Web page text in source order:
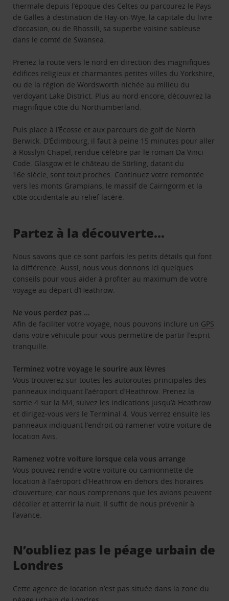
thermale depuis l’époque des Celtes ou parcourez le Pays
de Galles à destination de Hay-on-Wye, la capitale du livre
d’occasion, ou de Rhossili, sa superbe voisine sableuse
dans le comté de Swansea.
Prenez la route vers le nord en direction des magnifiques
édifices religieux et charmantes petites villes du Yorkshire,
ou de la région de Wordsworth nichée au milieu du
verdoyant Lake District. Plus au nord encore, découvrez la
magnifique côte du Northumberland.
Puis place à l’Écosse et aux parcours de golf de North
Berwick. D’Édimbourg, il faut à peine 15 minutes pour aller
à Rosslyn Chapel, rendue célèbre par le roman Da Vinci
Code. Glasgow et le château de Stirling, datant du
16e siècle, sont tout proches. Continuez votre remontée
vers les monts Grampians, le massif de Cairngorm et la
côte occidentale au relief lacéré.
Partez à la découverte...
Nous savons que ce sont parfois les petits détails qui font
la différence. Aussi, nous vous donnons ici quelques
conseils pour vous aider à profiter au maximum de votre
voyage au départ d’Heathrow.
Ne vous perdez pas …
Afin de faciliter votre voyage, nous pouvons inclure un GPS
dans votre véhicule pour vous permettre de partir l’esprit
tranquille.
Terminez votre voyage le sourire aux lèvres
Vous trouverez sur toutes les autoroutes principales des
panneaux indiquant l’aéroport d’Heathrow. Prenez la
sortie 4 sur la M4, suivez les indications jusqu’à Heathrow
et dirigez-vous vers le Terminal 4. Vous verrez ensuite les
panneaux indiquant l’endroit où ramener votre voiture de
location Avis.
Ramenez votre voiture lorsque cela vous arrange
Vous pouvez rendre votre voiture ou camionnette de
location à l’aéroport d’Heathrow en dehors des horaires
d’ouverture, car nous comprenons que les avions peuvent
décoller et atterrir la nuit. Il suffit de nous prévenir à
l’avance.
N’oubliez pas le péage urbain de
Londres
Cette agence de location n’est pas située dans la zone du